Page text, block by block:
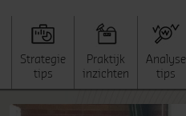
Strategie
tips
Praktijk
inzichten
Analyse
tips